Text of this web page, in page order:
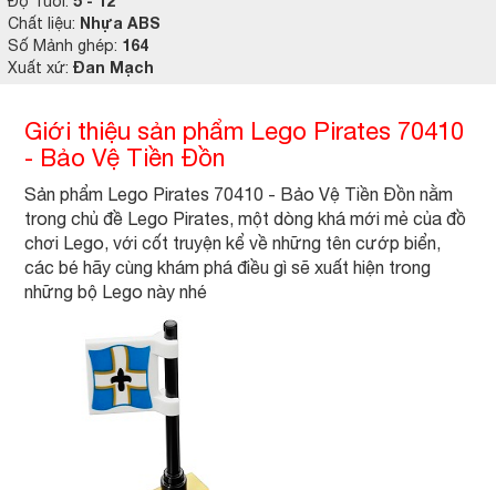
Chất liệu: Nhựa ABS
Số Mảnh ghép: 164
Xuất xứ: Đan Mạch
Giới thiệu sản phẩm Lego Pirates 70410
- Bảo Vệ Tiền Đồn
Sản phẩm Lego Pirates 70410 - Bảo Vệ Tiền Đồn nằm
trong chủ đề Lego Pirates, một dòng khá mới mẻ của đồ
chơi Lego, với cốt truyện kể về những tên cướp biển,
các bé hãy cùng khám phá điều gì sẽ xuất hiện trong
những bộ Lego này nhé